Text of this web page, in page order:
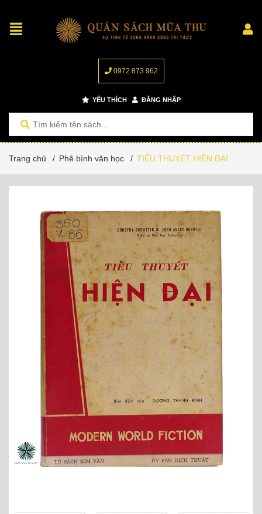
0972 873 962
YÊU THÍCH ĐĂNG NHẬP
Trang chủ / Phê bình văn học / TIỂU THUYẾT HIỆN ĐẠI